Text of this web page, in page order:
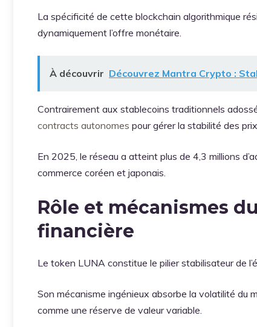
La spécificité de cette blockchain algorithmique
dynamiquement l’offre monétaire.
À découvrir Découvrez Mantra Crypto :
Contrairement aux stablecoins traditionnels
contracts autonomes pour gérer la stabilité des
En 2025, le réseau a atteint plus de 4,3 millions
commerce coréen et japonais.
Rôle et mécanismes
financière
Le token LUNA constitue le pilier stabilisateur de
Son mécanisme ingénieux absorbe la volatilité du
comme une réserve de valeur variable.